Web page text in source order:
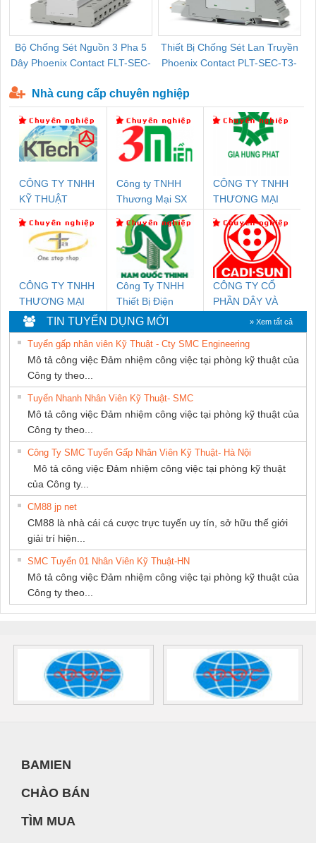
Bộ Chống Sét Nguồn 3 Pha 5
Dây Phoenix Contact FLT-SEC-
Thiết Bị Chống Sét Lan Truyền
Phoenix Contact PLT-SEC-T3-
Nhà cung cấp chuyên nghiệp
CÔNG TY TNHH
KỸ THUẬT
NAM
Công ty TNHH
Thương Mại SX
Ba Miền
CÔNG TY TNHH
THƯƠNG MẠI
DỊCH VỤ KỸ
THUẬT ĐIỆN CƠ
GIA HƯNG
PHÁT
CÔNG TY TNHH
THƯƠNG MẠI
THIÊN ÂN VIỆT
NAM
Công Ty TNHH
Thiết Bị Điện
Nam Quốc Thịnh
CÔNG TY CỔ
PHẦN DÂY VÀ
CÁP ĐIỆN
THƯỢNG ĐÌNH
TIN TUYỂN DỤNG MỚI » Xem tất cả
Tuyển gấp nhân viên Kỹ Thuật - Cty SMC Engineering
Mô tả công việc Đảm nhiệm công việc tại phòng kỹ thuật của
Công ty theo...
Tuyển Nhanh Nhân Viên Kỹ Thuật- SMC
Mô tả công việc Đảm nhiệm công việc tại phòng kỹ thuật của
Công ty theo...
Công Ty SMC Tuyển Gấp Nhân Viên Kỹ Thuật- Hà Nội
Mô tả công việc Đảm nhiệm công việc tại phòng kỹ thuật
của Công ty...
CM88 jp net
CM88 là nhà cái cá cược trực tuyến uy tín, sở hữu thế giới
giải trí hiện...
SMC Tuyển 01 Nhân Viên Kỹ Thuật-HN
Mô tả công việc Đảm nhiệm công việc tại phòng kỹ thuật của
Công ty theo...
BAMIEN
CHÀO BÁN
TÌM MUA